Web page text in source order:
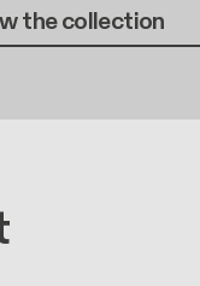
the collection